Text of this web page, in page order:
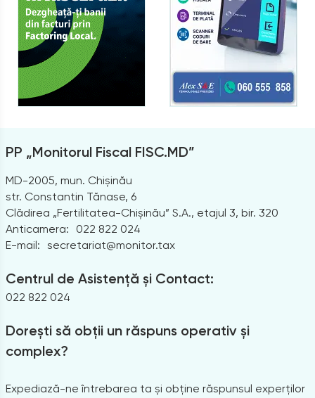
PP „Monitorul Fiscal FISC.MD”
MD-2005, mun. Chișinău
str. Constantin Tănase, 6
Clădirea „Fertilitatea-Chișinău” S.A., etajul 3, bir. 320
Anticamera:
022 822 024
E-mail: secretariat@monitor.tax
Centrul de Asistență și Contact:
022 822 024
Dorești să obții un răspuns operativ și
complex?
Expediază-ne întrebarea ta și obține răspunsul experților